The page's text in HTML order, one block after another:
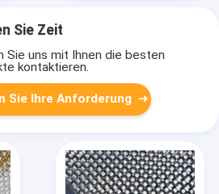
Sie Zeit
Sie uns mit Ihnen die besten
kontaktieren.
Sie Ihre Anforderung